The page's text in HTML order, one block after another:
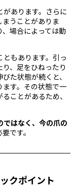
があります。さらに
うことがありま
場合によっては動
もあります。引っ
、足をひねったり
た状態が続くと、
ます。その状態で一
ことがあるため、
ではなく、今の爪の
です。
クポイント